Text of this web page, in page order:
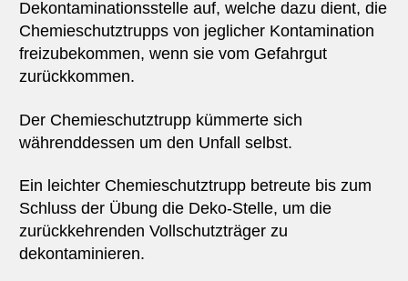
Dekontaminationsstelle auf, welche dazu dient, die
Chemieschutztrupps von jeglicher Kontamination
freizubekommen, wenn sie vom Gefahrgut
zurückkommen.
Der Chemieschutztrupp kümmerte sich
währenddessen um den Unfall selbst.
Ein leichter Chemieschutztrupp betreute bis zum
Schluss der Übung die Deko-Stelle, um die
zurückkehrenden Vollschutzträger zu
dekontaminieren.